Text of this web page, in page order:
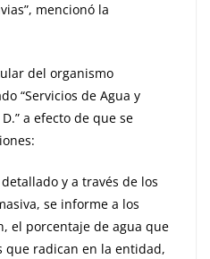
mencionó la
del organismo
“Servicios de Agua y
a efecto de que se
y a través de los
se informe a los
el porcentaje de agua que
que radican en la entidad,